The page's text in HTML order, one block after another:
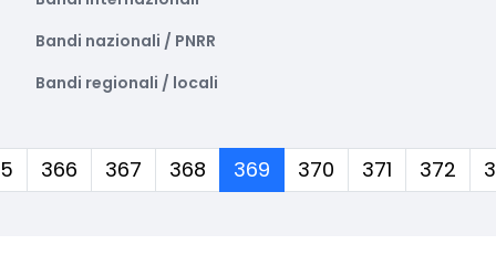
Bandi nazionali / PNRR
Bandi regionali / locali
366 367 368 369 (corrente)
370 371 372